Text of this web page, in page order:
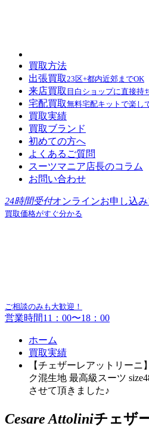
買取方法
出張買取23区+都内近郊までOK
来店買取 目白ショップに直接持
宅配買取無料宅配キットで楽し
買取実績
買取ブランド
初めての方へ
よくあるご質問
スーツマニア店長のコラム
お問い合わせ
24時間受付オンラインお申し込
買取価格がすぐ分かる
ご相談のみも大歓迎！
営業時間11：00〜18：00
ホーム
買取実績
【チェザーレアットリーニ
ク混生地 最高級スーツ
させて頂きました♪
Cesare Attoliniチェザ